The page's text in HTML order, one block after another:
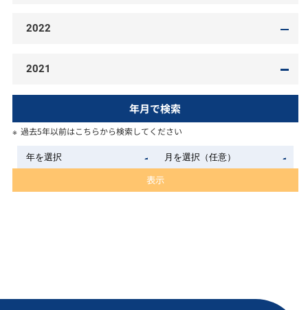
2022
2021
年月で検索
過去5年以前はこちらから検索してください
表示